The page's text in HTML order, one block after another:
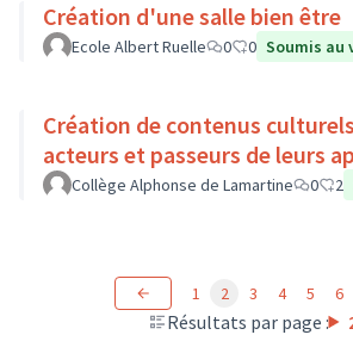
Création d'une salle bien être
Ecole Albert Ruelle 0 0 Soumis au
Création de contenus
acteurs et passeurs de leurs
Collège Alphonse de Lamartine 0 2
Résultats par page :
1 2 3 4 5 6